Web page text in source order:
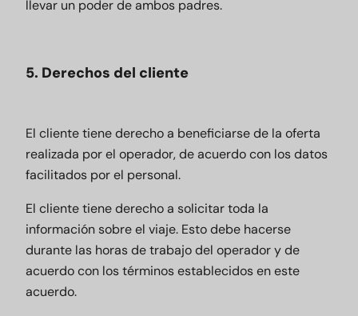
llevar un poder de ambos padres.
5. Derechos del cliente
El cliente tiene derecho a beneficiarse de la oferta
realizada por el operador, de acuerdo con los datos
facilitados por el personal.
El cliente tiene derecho a solicitar toda la
información sobre el viaje. Esto debe hacerse
durante las horas de trabajo del operador y de
acuerdo con los términos establecidos en este
acuerdo.